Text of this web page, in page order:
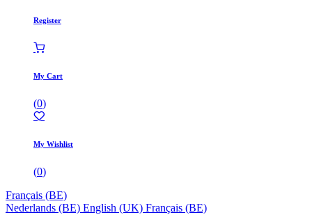
Register
My Cart
(0)
My Wishlist
(0)
Français (BE)
Nederlands (BE) English (UK) Français (BE)